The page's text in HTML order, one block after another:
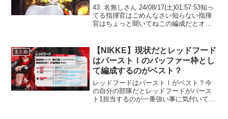
43: 名無しさん 24/08/17(土)01:57:53知っ
てる指揮官はごめんなさい知らない指揮
官はちょっと聞いてねこの編成だとオー
フーさんの超攻撃バフ用で殴る編成...
まとめ
【NIKKE】現状だとレッドフード
はバーストⅠのバッファー枠とし
て編成するのがベスト？
レッドフードはバーストⅠがベスト？今
の自分の部隊だとレッドフードがバース
ト1担当するのが一番強い事に気付いてし